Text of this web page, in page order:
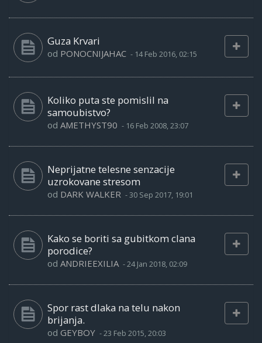
Guza Krvari
od PONOCNIJAHAC - 14 Feb 2016, 02:15
Koliko puta ste pomislil na
samoubistvo?
od AMETHYST90 - 16 Feb 2008, 23:07
Neprijatne telesne senzacije
uzrokovane stresom
od DARK WALKER -30 Sep 2017, 19:01
Kako se boriti sa gubitkom clana
porodice?
od ANDRIEEXILIA -24 Jan 2018, 02:09
Spor rast dlaka na telu nakon
brijanja.
od GEYBOY -23 Feb 2015, 20:03